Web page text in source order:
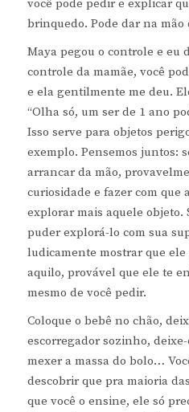
você pode pedir e explicar
brinquedo. Pode dar na
Maya pegou o controle e eu
controle da mamãe, você
e ela gentilmente me deu.
“Olha só, um ser de 1 ano
Isso serve para objetos
exemplo. Pensemos juntos:
arrancar da mão,
curiosidade e fazer com que
explorar mais aquele objeto.
puder explorá-lo com sua
ludicamente mostrar que ele
aquilo, provável que ele te
mesmo de você pedir.
Coloque o bebê no chão,
escorregador sozinho,
mexer a massa do bolo…
descobrir que pra maioria
que você o ensine, ele só